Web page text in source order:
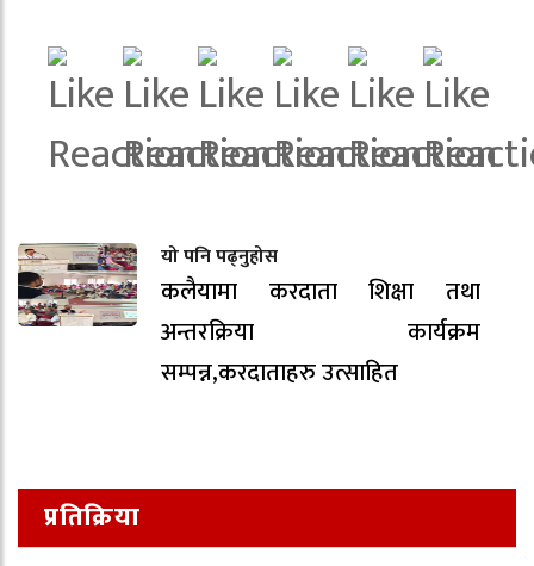
यो पनि पढ्नुहोस
कलैयामा करदाता शिक्षा तथा
अन्तरक्रिया कार्यक्रम
सम्पन्न,करदाताहरु उत्साहित
प्रतिक्रिया